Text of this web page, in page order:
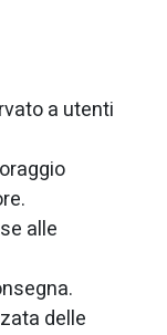
a utenti
alle
delle